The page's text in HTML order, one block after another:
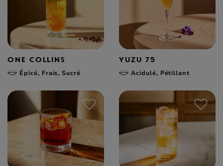
ONE COLLINS
Épicé, Frais, Sucré
YUZU 75
Acidulé, Pétillant